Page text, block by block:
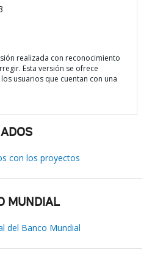
realizada con reconocimiento
Esta versión se ofrece
usuarios que cuentan con una
con los proyectos
MUNDIAL
del Banco Mundial